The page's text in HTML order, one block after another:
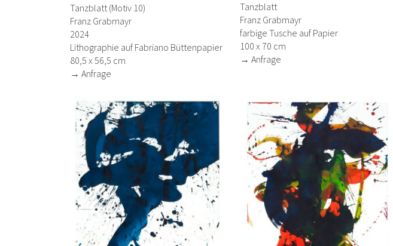
Tanzblatt (Motiv 10)
Franz Grabmayr
2024
Lithographie auf Fabriano Büttenpapier
80,5 x 56,5 cm
→ Anfrage
Tanzblatt
Franz Grabmayr
farbige Tusche auf Papier
100 x 70 cm
→ Anfrage